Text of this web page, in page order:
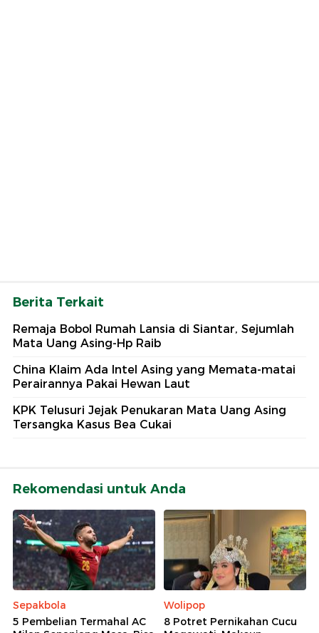
Berita Terkait
Remaja Bobol Rumah Lansia di Siantar, Sejumlah
Mata Uang Asing-Hp Raib
China Klaim Ada Intel Asing yang Memata-matai
Perairannya Pakai Hewan Laut
KPK Telusuri Jejak Penukaran Mata Uang Asing
Tersangka Kasus Bea Cukai
Rekomendasi untuk Anda
Sepakbola
5 Pembelian Termahal AC
Wolipop
8 Potret Pernikahan Cucu